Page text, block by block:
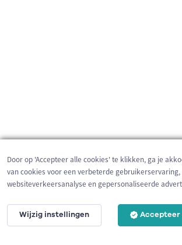
200 m
Door op 'Accepteer alle cookies' te klikken, ga je
van cookies voor een verbeterde gebruikerservaring,
websiteverkeersanalyse en gepersonaliseerde
Wijzig instellingen Accepteer